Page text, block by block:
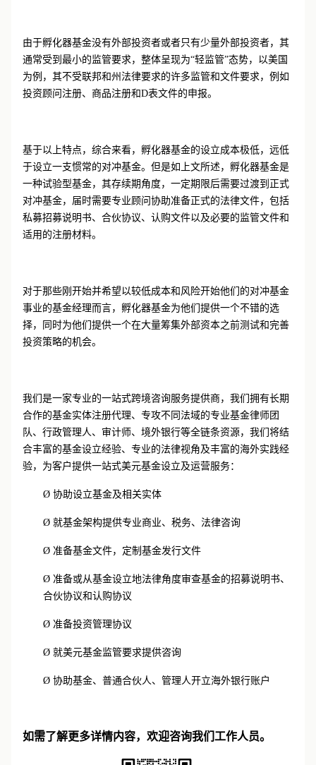
由于孵化器基金没有外部投资者或者只有少量外部投资者，其
通常受到最小的监管要求，整体呈现为“轻监管”态势，以美国
为例，其不受联邦和州法律要求的许多监管和文件要求，例如
投资顾问注册、商品注册和D表文件的申报。
基于以上特点，综合来看，孵化器基金的设立成本极低，远低
于设立一支惯常的对冲基金。但是如上文所述，孵化器基金是
一种试验型基金，其存续期角度，一定期限后需要过渡到正式
对冲基金，届时需要专业顾问协助准备正式的法律文件，包括
私募招募说明书、合伙协议、认购文件以及必要的监管文件和
适用的注册材料。
对于那些刚开始并希望以较低成本和风险开始他们的对冲基金
事业的基金经理而言，孵化器基金为他们提供一个不错的选
择，同时为他们提供一个在大量筹集外部资本之前测试和完善
投资策略的机会。
我们是一家专业的一站式跨境咨询服务提供商，我们拥有长期
合作的基金实体注册代理、专攻不同法域的专业基金律师团
队、行政管理人、审计师、境外银行等全链条资源，我们将结
合丰富的基金设立经验、专业的法律视角及丰富的海外实践经
验，为客户提供一站式美元基金设立及运营服务：
Ø 协助设立基金及相关实体
Ø 就基金架构提供专业商业、税务、法律咨询
Ø 准备基金文件，定制基金发行文件
Ø 准备或从基金设立地法律角度审查基金的招募说明书、
合伙协议和认购协议
Ø 准备投资管理协议
Ø 就美元基金监管要求提供咨询
Ø 协助基金、普通合伙人、管理人开立海外银行账户
如需了解更多详情内容，欢迎咨询我们工作人员。